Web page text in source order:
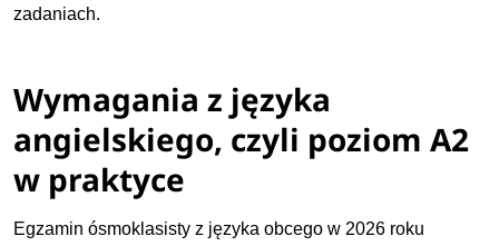
zadaniach.
Wymagania z języka
angielskiego, czyli poziom A2
w praktyce
Egzamin ósmoklasisty z języka obcego w 2026 roku